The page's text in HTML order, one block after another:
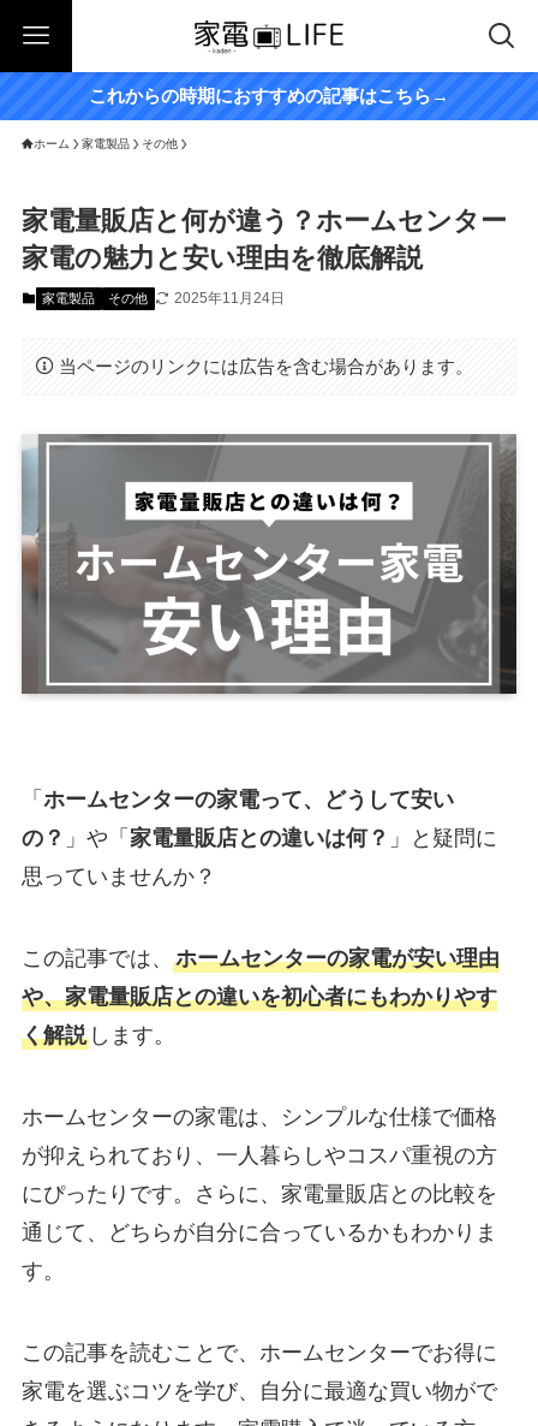
これからの時期におすすめの記事はこちら→
ホーム 家電製品 その他
家電量販店と何が違う？ホームセンター
家電の魅力と安い理由を徹底解説
家電製品 その他 2025年11月24日
当ページのリンクには広告を含む場合があります。
「 ホームセンターの家電って、どうして安い
の？ 」や「 家電量販店との違いは何？ 」と疑問に
思っていませんか？
この記事では、 ホームセンターの家電が安い理由
や、家電量販店との違いを初心者にもわかりやす
く解説します。
ホームセンターの家電は、シンプルな仕様で価格
が抑えられており、一人暮らしやコスパ重視の方
にぴったりです。さらに、家電量販店との比較を
通じて、どちらが自分に合っているかもわかりま
す。
この記事を読むことで、ホームセンターでお得に
家電を選ぶコツを学び、自分に最適な買い物がで